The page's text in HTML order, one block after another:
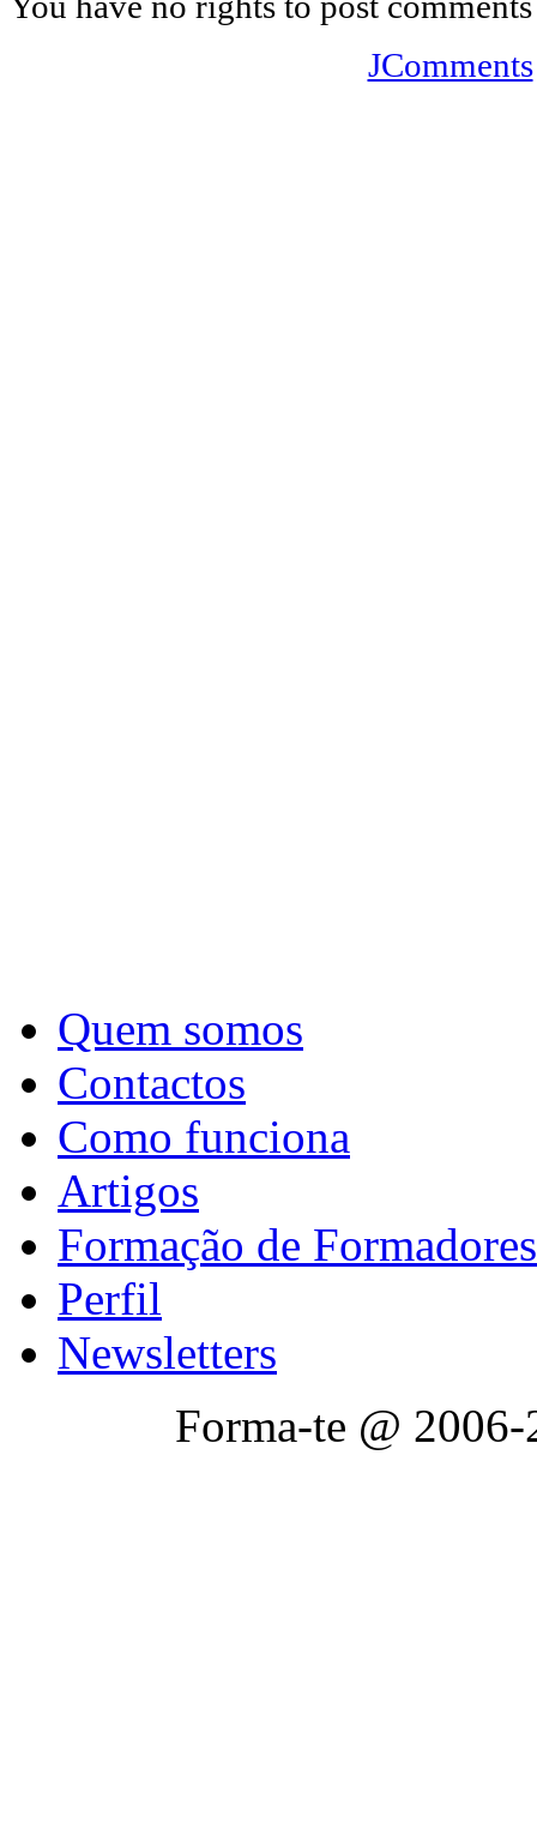
JComments
Quem somos
Contactos
Como funciona
Artigos
Formação de Formadores
Perfil
Newsletters
Forma-te @